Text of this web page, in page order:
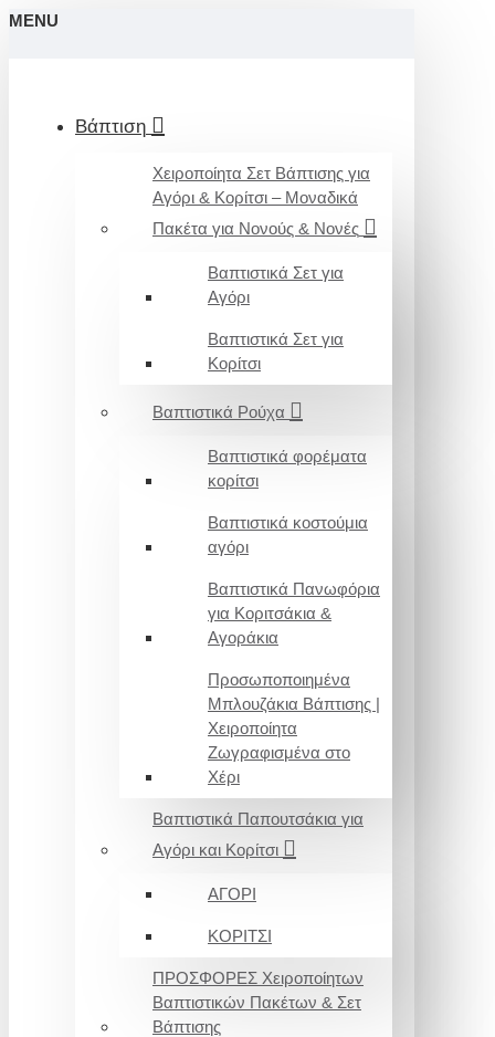
MENU
Βάπτιση
Χειροποίητα Σετ Βάπτισης για
Αγόρι & Κορίτσι – Μοναδικά
Πακέτα για Νονούς & Νονές
Βαπτιστικά Σετ για
Αγόρι
Βαπτιστικά Σετ για
Κορίτσι
Βαπτιστικά Ρούχα
Βαπτιστικά φορέματα
κορίτσι
Βαπτιστικά κοστούμια
αγόρι
Βαπτιστικά Πανωφόρια
για Κοριτσάκια &
Αγοράκια
Προσωποποιημένα
Μπλουζάκια Βάπτισης |
Χειροποίητα
Ζωγραφισμένα στο
Χέρι
Βαπτιστικά Παπουτσάκια για
Αγόρι και Κορίτσι
ΑΓΟΡΙ
ΚΟΡΙΤΣΙ
ΠΡΟΣΦΟΡΕΣ Χειροποίητων
Βαπτιστικών Πακέτων & Σετ
Βάπτισης